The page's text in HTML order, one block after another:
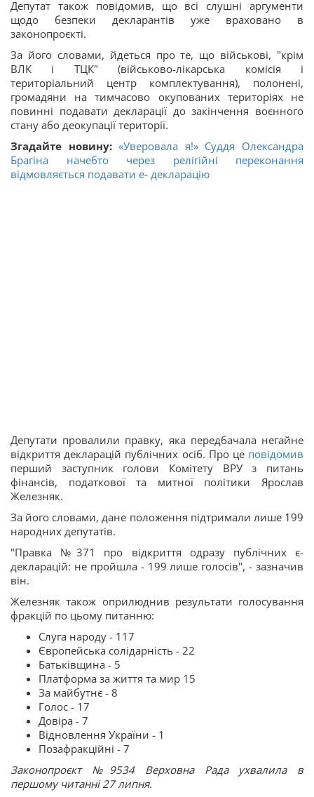
Депутат також повідомив, що всі слушні аргументи
щодо безпеки декларантів уже враховано в
законопроєкті.
За його словами, йдеться про те, що військові, "крім
ВЛК і ТЦК" (військово-лікарська комісія і
територіальний центр комплектування), полонені,
громадяни на тимчасово окупованих територіях не
повинні подавати декларації до закінчення воєнного
стану або деокупації території.
Згадайте новину:«Уверовала я!» Суддя Олександра
Брагіна начебто через релігійні переконання
відмовляється подавати е- декларацію
Депутати провалили правку, яка передбачала негайне
відкриття декларацій публічних осіб. Про це повідомив
перший заступник голови Комітету ВРУ з питань
фінансів, податкової та митної політики Ярослав
Железняк.
За його словами, дане положення підтримали лише 199
народних депутатів.
"Правка №371 про відкриття одразу публічних є-
декларацій: не пройшла - 199 лише голосів", - зазначив
він.
Железняк також оприлюднив результати голосування
фракцій по цьому питанню:
Слуга народу - 117
Європейська солідарність - 22
Батьківщина - 5
Платформа за життя та мир 15
За майбутнє - 8
Голос - 17
Довіра - 7
Відновлення України - 1
Позафракційні - 7
Законопроєкт №9534 Верховна Рада ухвалила в
першому читанні 27 липня.